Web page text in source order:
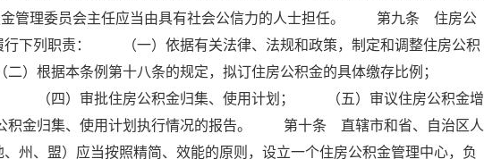
管理委员会主任应当由具有社会公信力的人士担任。 第九条 住房公
行下列职责： （一）依据有关法律、法规和政策，制定和调整住房公积
）根据本条例第十八条的规定，拟订住房公积金的具体缴存比例；
； （四）审批住房公积金归集、使用计划； （五）审议住房公积金增
金归集、使用计划执行情况的报告。 第十条 直辖市和省、自治区人
州、盟）应当按照精简、效能的原则，设立一个住房公积金管理中心，负